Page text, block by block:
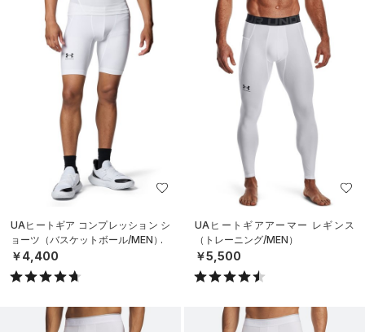
UAヒートギア コンプレッション シ
ョーツ（バスケットボール/MEN）
￥4,400
UAヒートギアアーマー レギンス
（トレーニング/MEN）
￥5,500